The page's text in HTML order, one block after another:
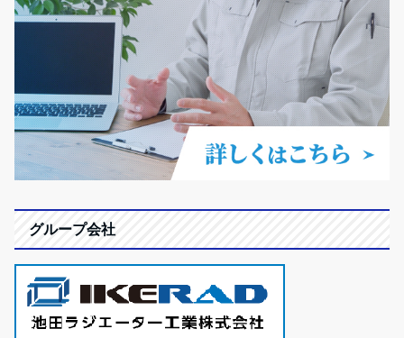
グループ会社